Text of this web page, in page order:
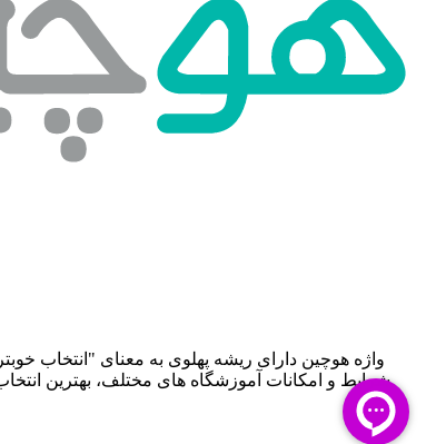
واژه هوچین دارای ریشه پهلوی به معنای "انتخاب
شرایط و امکانات آموزشگاه های مختلف، بهترین